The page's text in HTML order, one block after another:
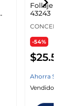
Follaje
43243
CONCEPTS
-54%
$25.
Ahorra$
Vendido